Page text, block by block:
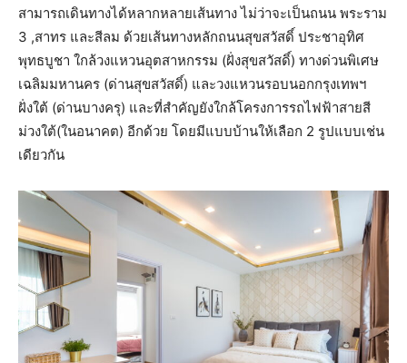
สามารถเดินทางได้หลากหลายเส้นทาง ไม่ว่าจะเป็นถนน พระราม
3 ,สาทร และสีลม ด้วยเส้นทางหลักถนนสุขสวัสดิ์ ประชาอุทิศ
พุทธบูชา ใกล้วงแหวนอุตสาหกรรม (ฝั่งสุขสวัสดิ์) ทางด่วนพิเศษ
เฉลิมมหานคร (ด่านสุขสวัสดิ์) และวงแหวนรอบนอกกรุงเทพฯ
ฝั่งใต้ (ด่านบางครุ) และที่สำคัญยังใกล้โครงการรถไฟฟ้าสายสี
ม่วงใต้(ในอนาคต) อีกด้วย โดยมีแบบบ้านให้เลือก 2 รูปแบบเช่น
เดียวกัน